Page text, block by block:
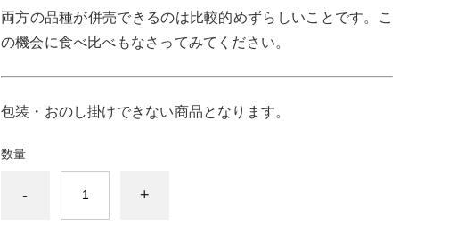
両方の品種が併売できるのは比較的めずらしいことです。こ
の機会に食べ比べもなさってみてください。
包装・おのし掛けできない商品となります。
数量
- +